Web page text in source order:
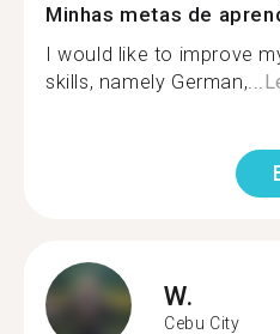
Minhas metas de
I would like to improve
skills, namely German,...
W.
Cebu City